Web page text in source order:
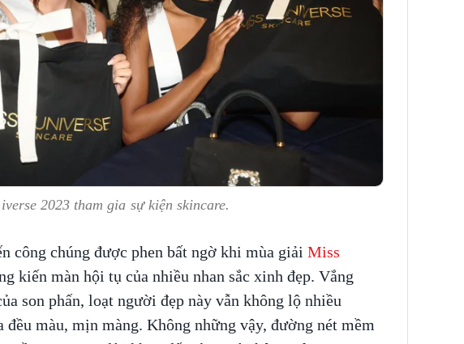
2023 tham gia sự kiện skincare.
công chúng được phen bất ngờ khi mùa giải Miss
kiến màn hội tụ của nhiều nhan sắc xinh đẹp. Vắng
son phấn, loạt người đẹp này vẫn không lộ nhiều
đều màu, mịn màng. Không những vậy, đường nét mềm